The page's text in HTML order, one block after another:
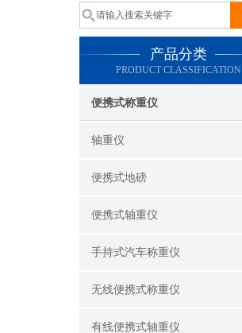
产品分类
PRODUCT CLASSIFICATION
便携式称重仪
轴重仪
便携式地磅
便携式轴重仪
手持式汽车称重仪
无线便携式称重仪
有线便携式轴重仪